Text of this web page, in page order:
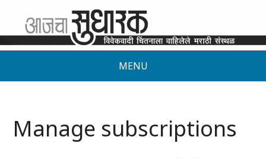
MENU
Manage subscriptions